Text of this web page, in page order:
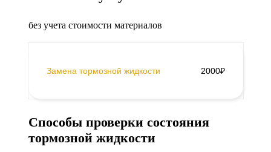
без учета стоимости материалов
Замена тормозной жидкости 2000₽
Способы проверки состояния
тормозной жидкости